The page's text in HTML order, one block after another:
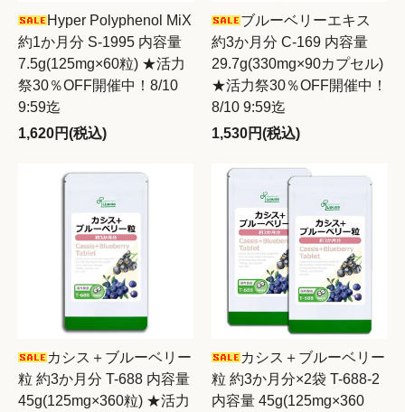
Hyper Polyphenol MiX
約1か月分 S-1995 内容量
7.5g(125mg×60粒) ★活力
祭30％OFF開催中！8/10
9:59迄
1,620円(税込)
ブルーベリーエキス
約3か月分 C-169 内容量
29.7g(330mg×90カプセル)
★活力祭30％OFF開催中！
8/10 9:59迄
1,530円(税込)
カシス＋ブルーベリー
粒 約3か月分 T-688 内容量
45g(125mg×360粒) ★活力
カシス＋ブルーベリー
粒 約3か月分×2袋 T-688-2
内容量 45g(125mg×360